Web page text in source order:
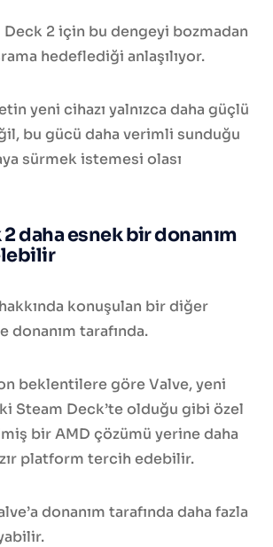
Deck 2 için bu dengeyi bozmadan
hedeflediği anlaşılıyor.
yeni cihazı yalnızca daha güçlü
bu gücü daha verimli sunduğu
sürmek istemesi olası
daha esnek bir donanım
konuşulan bir diğer
donanım tarafında.
beklentilere göre Valve, yeni
Steam Deck’te olduğu gibi özel
bir AMD çözümü yerine daha
platform tercih edebilir.
donanım tarafında daha fazla